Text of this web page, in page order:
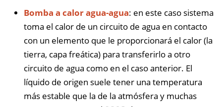
Bomba a calor agua-agua: en este caso sistema
toma el calor de un circuito de agua en contacto
con un elemento que le proporcionará el calor (la
tierra, capa freática) para transferirlo a otro
circuito de agua como en el caso anterior. El
líquido de origen suele tener una temperatura
más estable que la de la atmósfera y muchas